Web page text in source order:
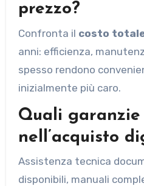
prezzo?
Confronta il costo
anni: efficienza,
spesso rendono
inizialmente più caro.
Quali garanzie
nell’acquisto
Assistenza tecnica
disponibili, manuali